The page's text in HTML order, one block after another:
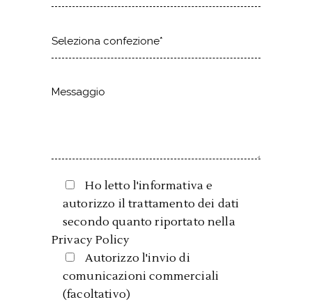
Ho letto l'informativa e
autorizzo il trattamento dei dati
secondo quanto riportato nella
Privacy Policy
Autorizzo l'invio di
comunicazioni commerciali
(facoltativo)